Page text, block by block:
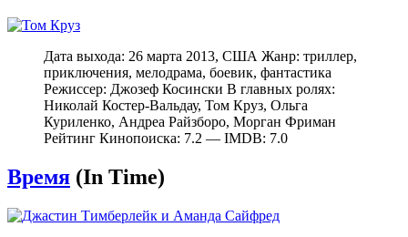
Дата выхода: 26 марта 2013, США Жанр: триллер,
приключения, мелодрама, боевик, фантастика
Режиссер: Джозеф Косински В главных ролях:
Николай Костер-Вальдау, Том Круз, Ольга
Куриленко, Андреа Райзборо, Морган Фриман
Рейтинг Кинопоиска: 7.2 — IMDB: 7.0
Время (In Time)